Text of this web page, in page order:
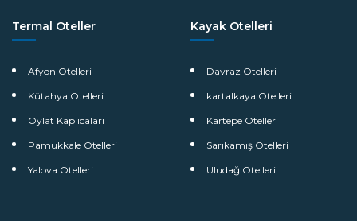
Termal Oteller
Afyon Otelleri
Kütahya Otelleri
Oylat Kaplıcaları
Pamukkale Otelleri
Yalova Otelleri
Kayak Otelleri
Davraz Otelleri
kartalkaya Otelleri
Kartepe Otelleri
Sarıkamış Otelleri
Uludağ Otelleri